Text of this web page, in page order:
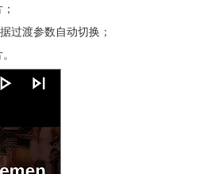
过渡参数自动切换；